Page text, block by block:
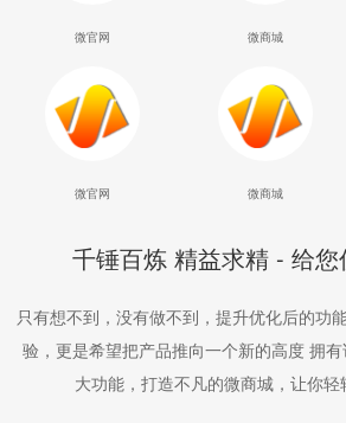
微官网 微商城
微官网 微商城
千锤百炼 精益求精 - 给
只有想不到，没有做不到，提升优化后的功
验，更是希望把产品推向一个新的高度 拥
大功能，打造不凡的微商城，让你轻